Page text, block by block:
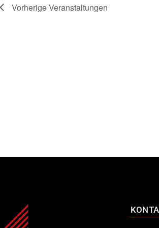
VorherigeVeranstaltungen